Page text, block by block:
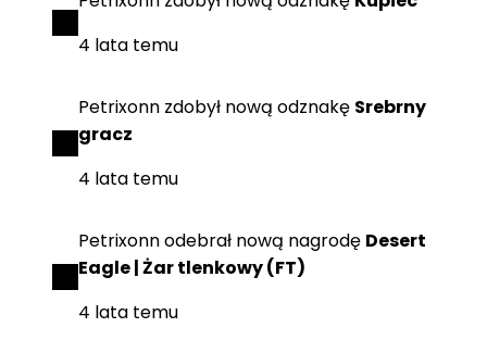
4 lata temu
Petrixonn zdobył nową odznakę Srebrny
gracz
4 lata temu
Petrixonnodebrał nową nagrodę Desert
Eagle | Żar tlenkowy (FT)
4 lata temu